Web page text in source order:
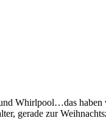
Whirlpool…das
gerade zur